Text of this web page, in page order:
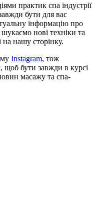
практик спа індустрії
бути для вас
інформацію про
нові техніки та
нашу сторінку.
Instagram, тож
щоб бути завжди в курсі
масажу та спа-